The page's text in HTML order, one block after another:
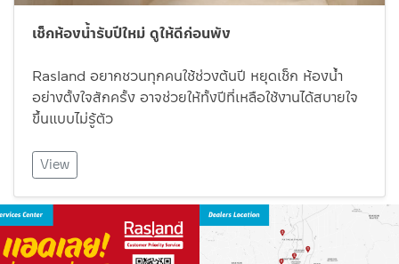
เช็กห้องน้ำรับปีใหม่ ดูให้ดีก่อนพัง
Rasland อยากชวนทุกคนใช้ช่วงต้นปี หยุดเช็ก ห้องน้ำ
อย่างตั้งใจสักครั้ง อาจช่วยให้ทั้งปีที่เหลือใช้งานได้สบายใจ
ขึ้นแบบไม่รู้ตัว
View